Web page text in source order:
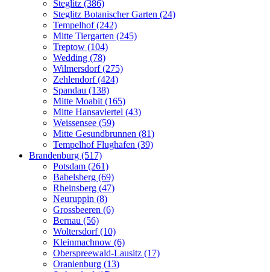
Steglitz (386)
Steglitz Botanischer Garten (24)
Tempelhof (242)
Mitte Tiergarten (245)
Treptow (104)
Wedding (78)
Wilmersdorf (275)
Zehlendorf (424)
Spandau (138)
Mitte Moabit (165)
Mitte Hansaviertel (43)
Weissensee (59)
Mitte Gesundbrunnen (81)
Tempelhof Flughafen (39)
Brandenburg (517)
Potsdam (261)
Babelsberg (69)
Rheinsberg (47)
Neuruppin (8)
Grossbeeren (6)
Bernau (56)
Woltersdorf (10)
Kleinmachnow (6)
Oberspreewald-Lausitz (17)
Oranienburg (13)